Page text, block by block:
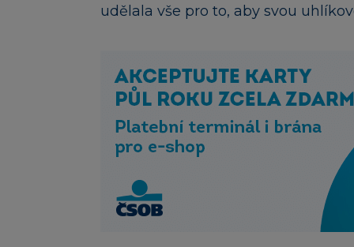
udělala vše pro to, aby svou